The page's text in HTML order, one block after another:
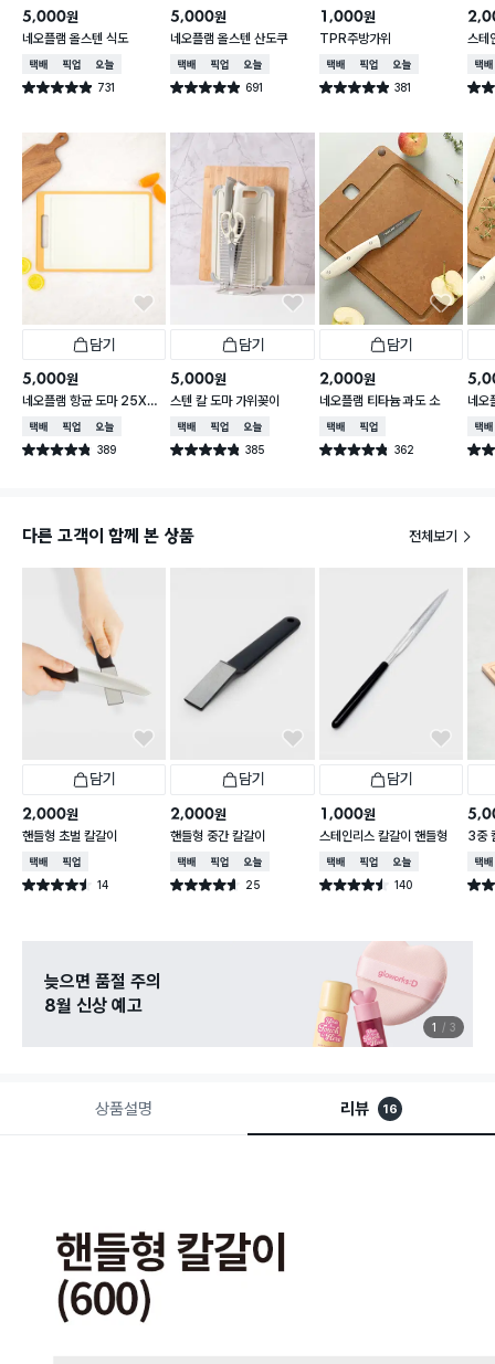
5,000원
네오플램 올스텐 식도
택배배송매장픽업오늘배송
별점 4.9점 731
건 작성
5,000원
네오플램 올스텐 산도쿠
택배배송매장픽업오늘배송
별점 4.9점 691
건 작성
1,000원
TPR주방가위
택배배송매장픽업오늘배송
별점 4.9점 381
건 작성
스테
넓은
택배
별점
담기
5,000원
네오플램 항균 도마 25X3
6cm
택배배송매장픽업오늘배송
별점 4.8점 389
건 작성
담기
5,000원
스텐 칼 도마 가위꽂이
택배배송매장픽업오늘배송
별점 4.8점 385
건 작성
담기
2,000원
네오플램 티타늄 과도 소
택배배송매장픽업
별점 4.8점 362
건 작성
네오
형
택배
별점
다른 고객이 함께 본 상품 전체보기
담기
2,000원
핸들형 초벌 칼갈이
택배배송매장픽업
별점 4.5점 14
건 작성
담기
2,000원
핸들형 중간 칼갈이
택배배송매장픽업오늘배송
별점 4.6점 25
건 작성
담기
1,000원
스테인리스 칼갈이 핸들형
택배배송매장픽업오늘배송
별점 4.5점 140
건 작성
3중
택배
별점
늦으면 품절 주의
8월 신상 예고
1 3
상품설명 리뷰 16